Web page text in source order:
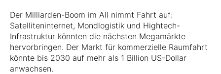
Der Milliarden-Boom im All nimmt Fahrt auf:
Satelliteninternet, Mondlogistik und Hightech-
Infrastruktur könnten die nächsten Megamärkte
hervorbringen. Der Markt für kommerzielle Raumfahrt
könnte bis 2030 auf mehr als 1 Billion US-Dollar
anwachsen.